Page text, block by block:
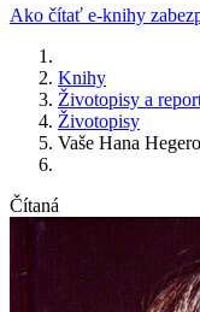
Ako čítať e-knihy
Knihy
Životopisy a
Životopisy
Vaše Hana
Čítaná